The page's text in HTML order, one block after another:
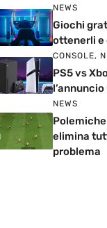
NEWS
Giochi
ottenerli e
CONSOLE,
PS5 vs
NEWS
elimina
problema